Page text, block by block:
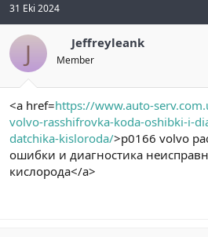
31 Eki 2024
J Jeffreyleank
Member
<a href=https://www.auto-
volvo-rasshifrovka-koda-oshibki-i-
datchika-kisloroda/>p0166 volvo
ошибки и диагностика
кислорода</a>